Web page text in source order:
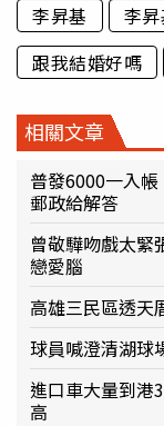
李昇基 李
跟我結婚好嗎
相關文章
普發6000一入
郵政給解答
曾敬驊吻戲太
戀愛腦
高雄三民區透
球員喊澄清湖
進口車大量到
高